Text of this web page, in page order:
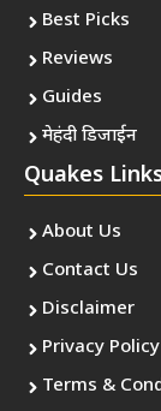
Best Picks
Reviews
Guides
मेहंदी डिजाईन
Quakes
About Us
Contact Us
Disclaimer
Privacy Policy
Terms &